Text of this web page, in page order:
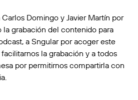
Domingo y Javier Martín por
la grabación del contenido para
a Sngular por acoger este
la grabación y a todos
por permitirnos compartirla con